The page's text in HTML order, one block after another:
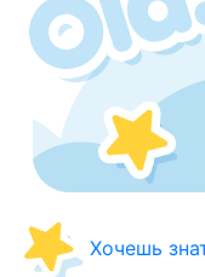
Хочешь